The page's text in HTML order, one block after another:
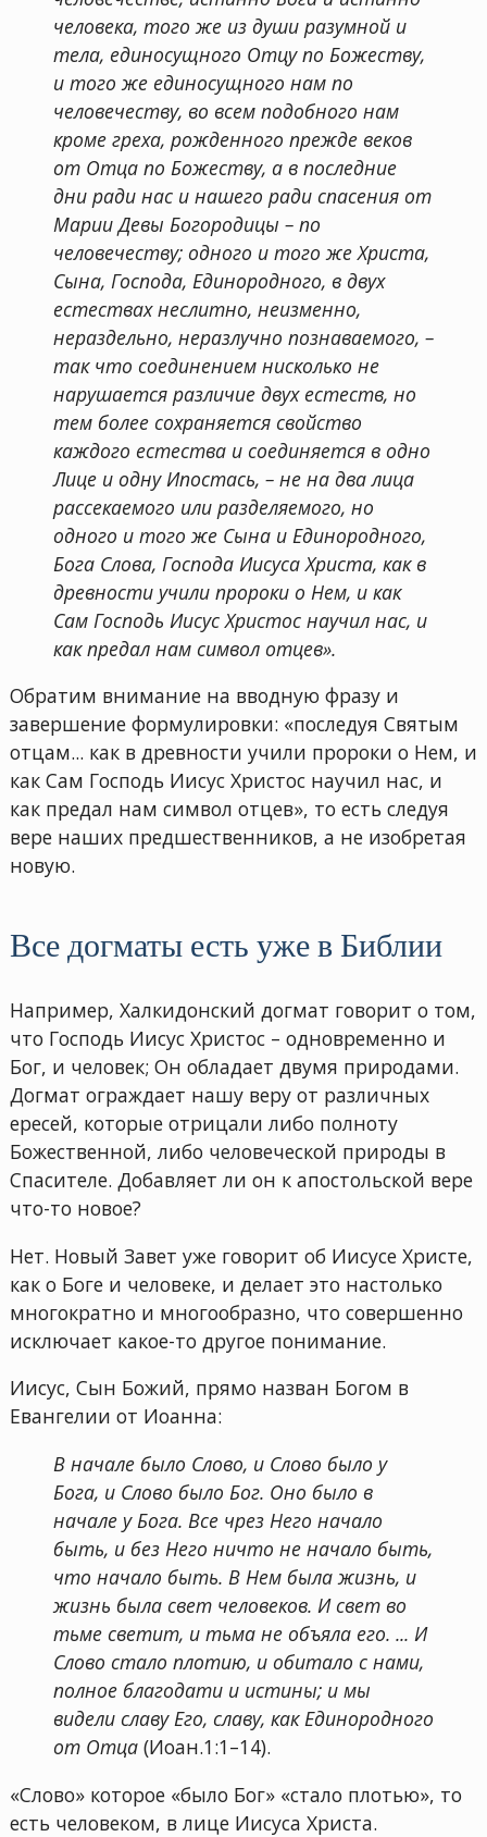
человека, того же из души разумной и
тела, единосущного Отцу по Божеству,
и того же единосущного нам по
человечеству, во всем подобного нам
кроме греха, рожденного прежде веков
от Отца по Божеству, а в последние
дни ради нас и нашего ради спасения от
Марии Девы Богородицы – по
человечеству; одного и того же Христа,
Сына, Господа, Единородного, в двух
естествах неслитно, неизменно,
нераздельно, неразлучно познаваемого, –
так что соединением нисколько не
нарушается различие двух естеств, но
тем более сохраняется свойство
каждого естества и соединяется в одно
Лице и одну Ипостась, – не на два лица
рассекаемого или разделяемого, но
одного и того же Сына и Единородного,
Бога Слова, Господа Иисуса Христа, как в
древности учили пророки о Нем, и как
Сам Господь Иисус Христос научил нас, и
как предал нам символ отцев».
Обратим внимание на вводную фразу и
завершение формулировки: «последуя Святым
отцам... как в древности учили пророки о Нем, и
как Сам Господь Иисус Христос научил нас, и
как предал нам символ отцев», то есть следуя
вере наших предшественников, а не изобретая
новую.
Все догматы есть уже в Библии
Например, Халкидонский догмат говорит о том,
что Господь Иисус Христос – одновременно и
Бог, и человек; Он обладает двумя природами.
Догмат ограждает нашу веру от различных
ересей, которые отрицали либо полноту
Божественной, либо человеческой природы в
Спасителе. Добавляет ли он к апостольской вере
что-то новое?
Нет. Новый Завет уже говорит об Иисусе Христе,
как о Боге и человеке, и делает это настолько
многократно и многообразно, что совершенно
исключает какое-то другое понимание.
Иисус, Сын Божий, прямо назван Богом в
Евангелии от Иоанна:
В начале было Слово, и Слово было у
Бога, и Слово было Бог. Оно было в
начале у Бога. Все чрез Него начало
быть, и без Него ничто не начало быть,
что начало быть. В Нем была жизнь, и
жизнь была свет человеков. И свет во
тьме светит, и тьма не объяла его. ... И
Слово стало плотию, и обитало с нами,
полное благодати и истины; и мы
видели славу Его, славу, как Единородного
от Отца(Иоан.1:1–14).
«Слово» которое «было Бог» «стало плотью», то
есть человеком, в лице Иисуса Христа.